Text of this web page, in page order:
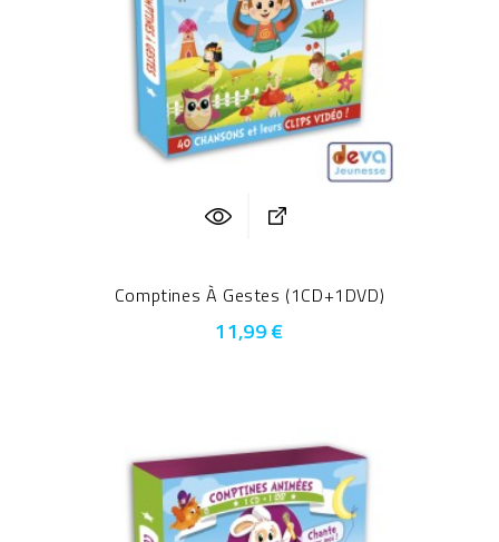
Comptines À Gestes (1CD+1DVD)
11,99 €